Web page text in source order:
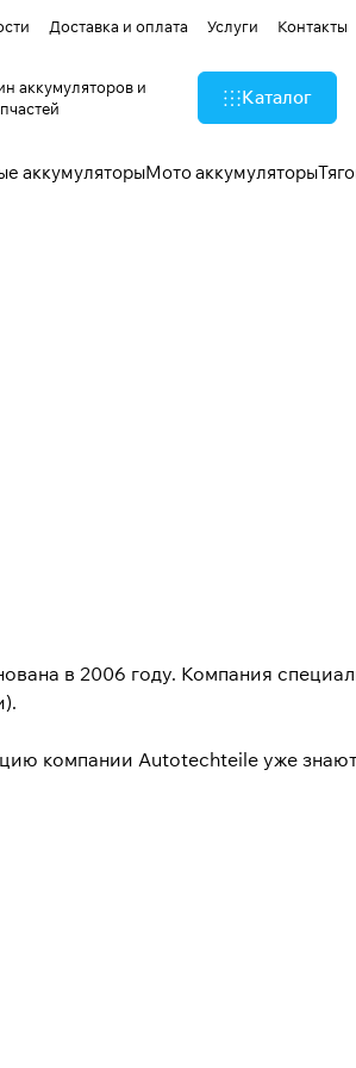
Доставка и оплата Услуги Контакты
аккумуляторов и
Каталог
аккумуляторыМото аккумуляторы
в 2006 году. Компания
компании Autotechteile уже
сервис при минимальных ценах».
сертификатами качества,
В компании работают лучшие